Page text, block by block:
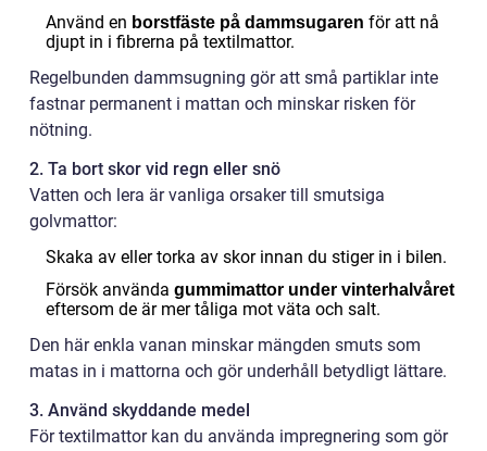
Använd en borstfäste på dammsugaren för att nå
djupt in i fibrerna på textilmattor.
Regelbunden dammsugning gör att små partiklar inte
fastnar permanent i mattan och minskar risken för
nötning.
2. Ta bort skor vid regn eller snö
Vatten och lera är vanliga orsaker till smutsiga
golvmattor:
Skaka av eller torka av skor innan du stiger in i bilen.
Försök använda gummimattor under vinterhalvåret
eftersom de är mer tåliga mot väta och salt.
Den här enkla vanan minskar mängden smuts som
matas in i mattorna och gör underhåll betydligt lättare.
3. Använd skyddande medel
För textilmattor kan du använda impregnering som gör